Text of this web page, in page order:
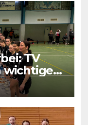
TV
wichtigen